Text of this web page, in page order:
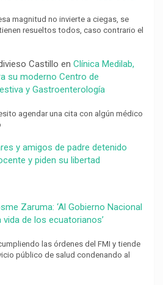
magnitud no invierte a ciegas, se
resueltos todos, caso contrario el
Castillo en Clínica Medilab,
su moderno Centro de
y Gastroenterología
agendar una cita con algún médico
y amigos de padre detenido
y piden su libertad
Zaruma: ‘Al Gobierno Nacional
de los ecuatorianos’
las órdenes del FMI y tiende
público de salud condenando al